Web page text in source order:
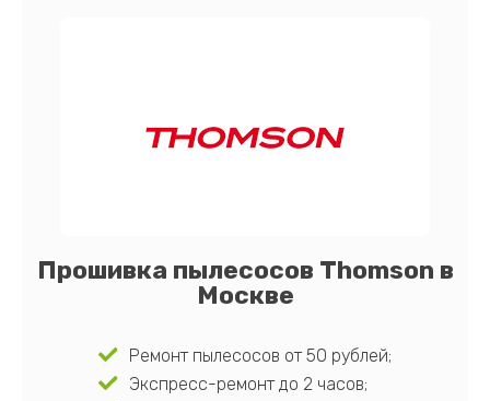
Прошивка пылесосов Thomson в
Москве
Ремонт пылесосов от 50 рублей;
Экспресс-ремонт до 2 часов;